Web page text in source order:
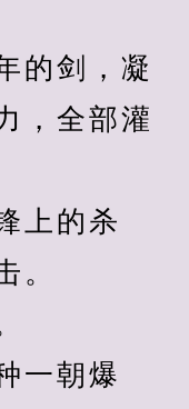
剑，凝
，全部灌
的杀
。
朝爆